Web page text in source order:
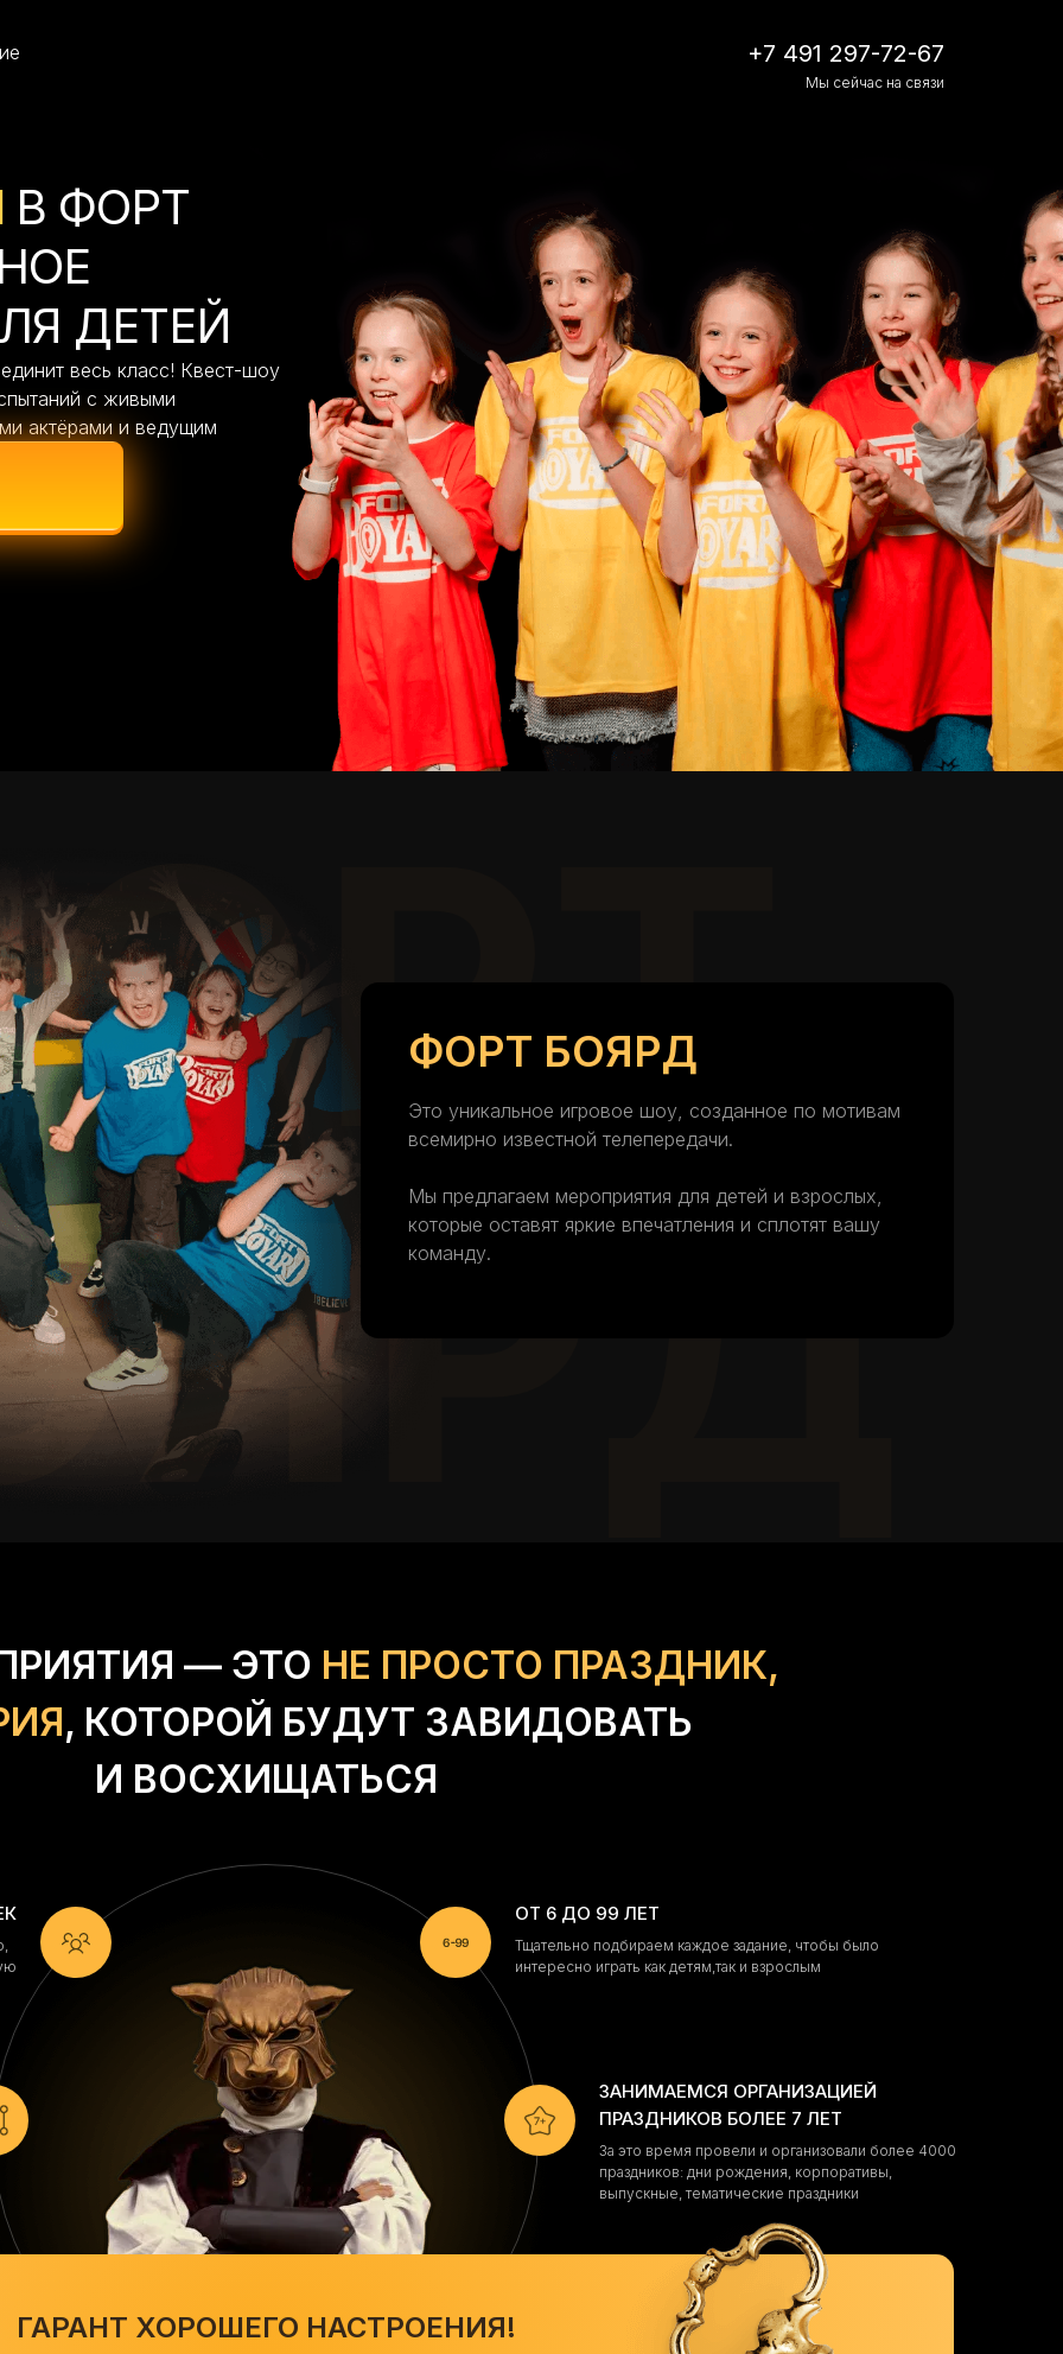
+7 491 297-72-67
Мы сейчас на связи
В ФОРТ
ДЕТЕЙ
весь класс! Квест-шоу
с живыми
актёрами и ведущим
ФОРТ БОЯРД
Это уникальное игровое шоу, созданное по мотивам
всемирно известной телепередачи.
Мы предлагаем мероприятия для детей и взрослых,
которые оставят яркие впечатления и сплотят вашу
команду.
— ЭТО НЕ ПРОСТО ПРАЗДНИК,
, КОТОРОЙ БУДУТ ЗАВИДОВАТЬ
И ВОСХИЩАТЬСЯ
ОТ 6 ДО 99 ЛЕТ
Тщательно подбираем каждое задание, чтобы было
интересно играть как детям,так и взрослым
ГАРАНТ ХОРОШЕГО НАСТРОЕНИЯ!
ЗАНИМАЕМСЯ ОРГАНИЗАЦИЕЙ
ПРАЗДНИКОВ БОЛЕЕ 7 ЛЕТ
За это время провели и организовали более 4000
праздников: дни рождения, корпоративы,
выпускные, тематические праздники